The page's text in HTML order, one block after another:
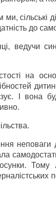
сільські
до
ведучи
на
І вона